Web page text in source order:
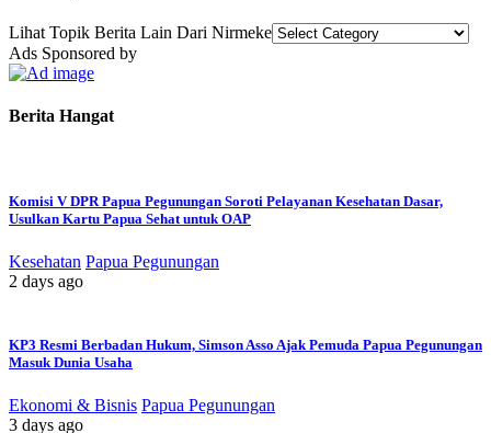
Lihat Topik Berita Lain Dari Nirmeke
Ads Sponsored by
Berita Hangat
Komisi V DPR Papua Pegunungan Soroti Pelayanan Kesehatan Dasar,
Usulkan Kartu Papua Sehat untuk OAP
Kesehatan Papua Pegunungan
2 days ago
KP3 Resmi Berbadan Hukum, Simson Asso Ajak Pemuda Papua Pegunungan
Masuk Dunia Usaha
Ekonomi & Bisnis Papua Pegunungan
3 days ago